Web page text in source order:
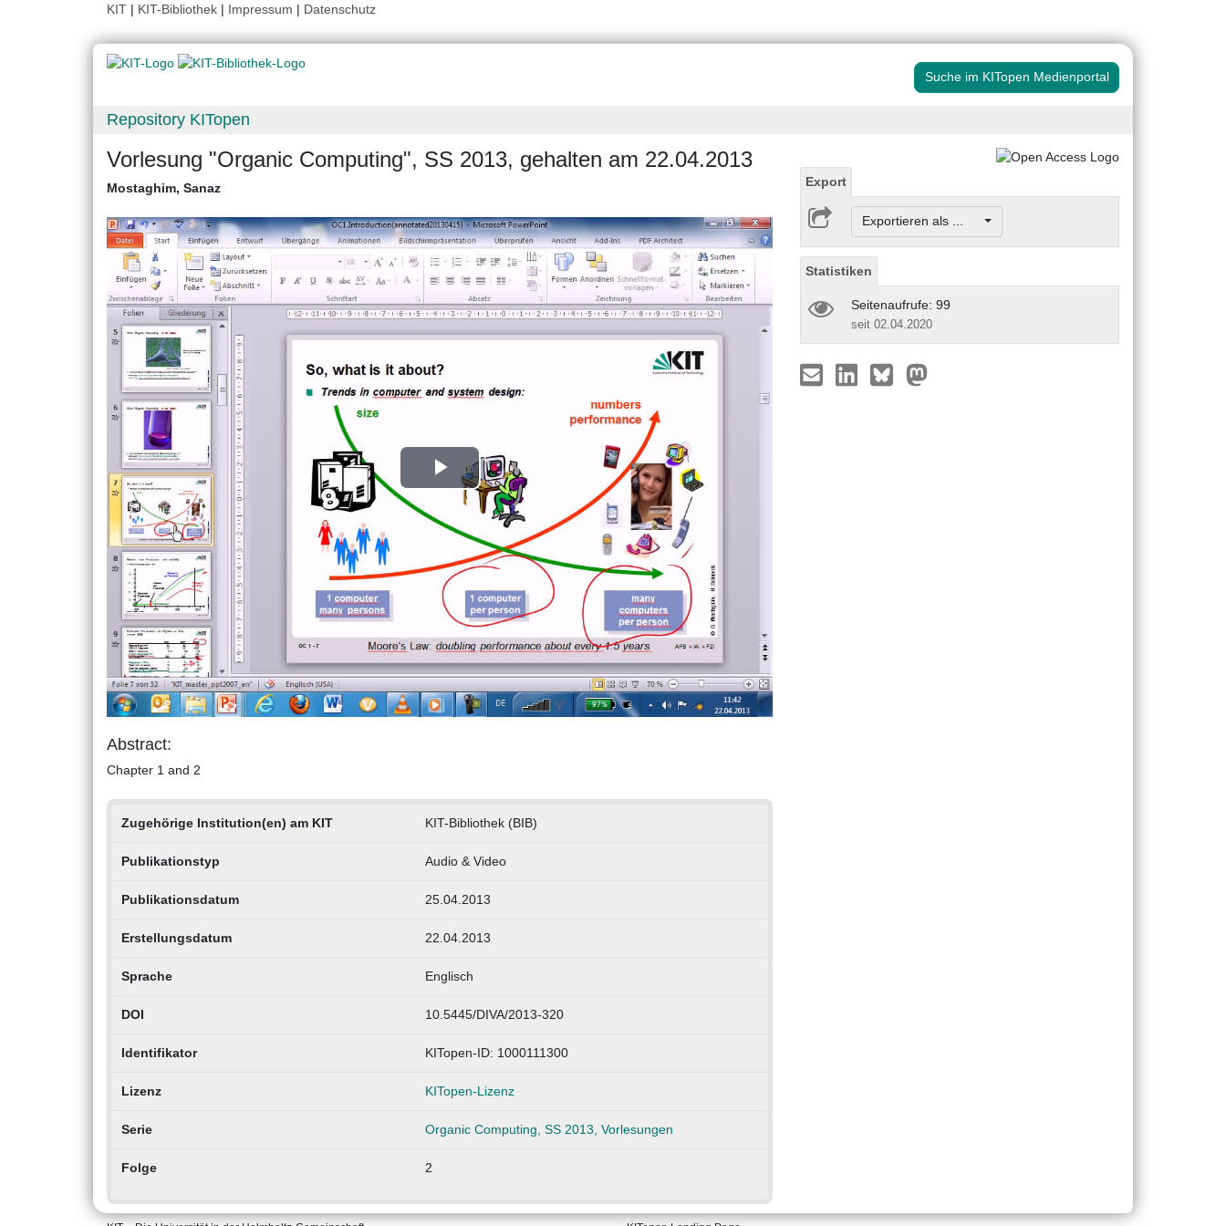
KIT | KIT-Bibliothek | Impressum | Datenschutz
Suche im KITopen Medienportal
Repository KITopen
Vorlesung "Organic Computing", SS 2013, gehalten am 22.04.2013
Mostaghim, Sanaz
Play
Video
Abstract:
Chapter 1 and 2
Zugehörige Institution(en) am KIT KIT-Bibliothek (BIB)
Publikationstyp Audio & Video
Publikationsdatum 25.04.2013
Erstellungsdatum 22.04.2013
Sprache Englisch
DOI 10.5445/DIVA/2013-320
Identifikator KITopen-ID: 1000111300
Lizenz KITopen-Lizenz
Serie Organic Computing, SS 2013, Vorlesungen
Folge 2
Export
Exportieren als ...
Statistiken
Seitenaufrufe: 99
seit 02.04.2020